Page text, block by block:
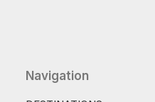
Navigation